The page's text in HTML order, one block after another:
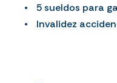
5 sueldos para
Invalidez